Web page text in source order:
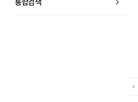
통합검색
>